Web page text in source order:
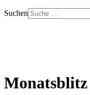
Suchen
Monatsblitz